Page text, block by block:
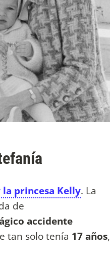
la princesa Kelly. La
de
accidente
tan solo tenía 17 años,